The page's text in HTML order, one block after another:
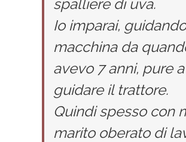
spalliere di uva.
Io imparai,
macchina da
avevo 7 anni, pure a
guidare il trattore.
Quindi spesso con
marito oberato di